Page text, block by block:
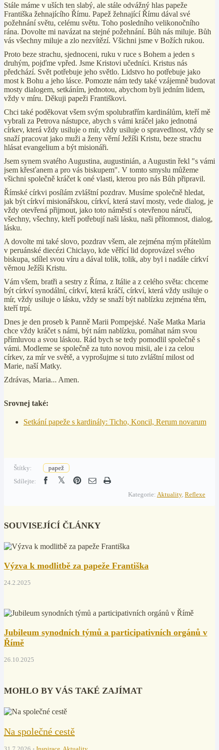
Stále máme v uších ten slabý, ale stále odvážný hlas papeže
Františka žehnajícího Římu. Papež žehnající Římu dával své
požehnání světu, celému světu. Toho posledního velikonočního
rána. Dovolte mi navázat na stejné požehnání. Bůh nás miluje. Bůh
vás všechny miluje a zlo nezvítězí. Všichni jsme v Božích rukou.
Proto beze strachu, sjednoceni, ruku v ruce s Bohem a jeden s
druhým, pojďme vpřed. Jsme Kristovi učedníci. Kristus nás
předchází. Svět potřebuje jeho světlo. Lidstvo ho potřebuje jako
most k Bohu a jeho lásce. Pomozte nám tedy také vzájemně budovat
mosty dialogem, setkáním, jednotou, abychom byli jedním lidem,
vždy v míru. Děkuji papeži Františkovi.
Chci také poděkovat všem svým spolubratřím kardinálům, kteří mě
vybrali za Petrova nástupce, abych s vámi kráčel jako jednotná
církev, která vždy usiluje o mír, vždy usiluje o spravedlnost, vždy se
snaží pracovat jako muži a ženy věrní Ježíši Kristu, beze strachu
hlásat evangelium a být misionáři.
Jsem synem svatého Augustina, augustinián, a Augustin řekl "s vámi
jsem křesťanem a pro vás biskupem". V tomto smyslu můžeme
všichni společně kráčet k oné vlasti, kterou pro nás Bůh připravil.
Římské církvi posílám zvláštní pozdrav. Musíme společně hledat,
jak být církví misionářskou, církví, která staví mosty, vede dialog, je
vždy otevřená přijmout, jako toto náměstí s otevřenou náručí,
všechny, všechny, kteří potřebují naši lásku, naši přítomnost, dialog,
lásku.
A dovolte mi také slovo, pozdrav všem, ale zejména mým přátelům
v peruánské diecézi Chiclayo, kde věřící lid doprovázel svého
biskupa, sdílel svou víru a dával tolik, tolik, aby byl i nadále církví
věrnou Ježíši Kristu.
Vám všem, bratři a sestry z Říma, z Itálie a z celého světa: chceme
být církví synodální, církví, která kráčí, církví, která vždy usiluje o
mír, vždy usiluje o lásku, vždy se snaží být nablízku zejména těm,
kteří trpí.
Dnes je den proseb k Panně Marii Pompejské. Naše Matka Maria
chce vždy kráčet s námi, být nám nablízku, pomáhat nám svou
přímluvou a svou láskou. Rád bych se tedy pomodlil společně s
vámi. Modleme se společně za tuto novou misii, ale i za celou
církev, za mír ve světě, a vyprošujme si tuto zvláštní milost od
Marie, naší Matky.
Zdrávas, Maria... Amen.
Srovnej také:
Setkání papeže s kardinály: Ticho, Koncil, Rerum novarum
Štítky:
papež
Sdílejte:
Kategorie: Aktuality, Reflexe
SOUVISEJÍCÍ ČLÁNKY
Výzva k modlitbě za papeže Františka
24.2.2025
Jubileum synodních týmů a participativních orgánů v
Římě
26.10.2025
MOHLO BY VÁS TAKÉ ZAJÍMAT
Na společné cestě